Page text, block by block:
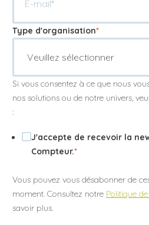
Type d'organisation*
Si vous consentez à ce que nous
nos solutions ou de notre univers,
:
J'accepte de recevoir la
Compteur.*
Vous pouvez vous désabonner de
moment. Consultez notre Politique
savoir plus.